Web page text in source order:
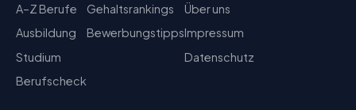
A–Z Berufe
Ausbildung
Studium
Berufscheck
Gehaltsrankings
Bewerbungstipps
Über uns
Impressum
Datenschutz